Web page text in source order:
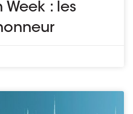
: les